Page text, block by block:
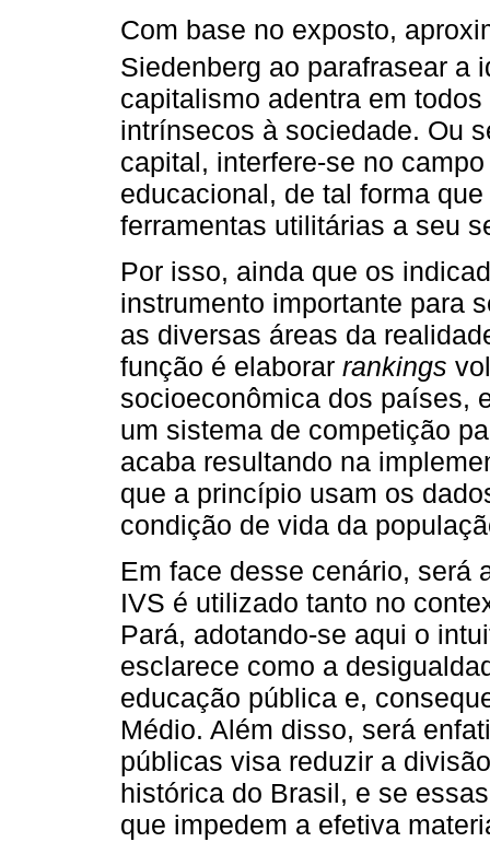
Com base no exposto,
Siedenberg ao parafrasear a
capitalismo adentra em
intrínsecos à sociedade. Ou
capital, interfere-se no
educacional, de tal forma
ferramentas utilitárias a seu
Por isso, ainda que os
instrumento importante para
as diversas áreas da
função é elaborar rankings
socioeconômica dos países,
um sistema de competição
acaba resultando na
que a princípio usam os
condição de vida da
Em face desse cenário, será
IVS é utilizado tanto no
Pará, adotando-se aqui o
esclarece como a
educação pública e,
Médio. Além disso, será
públicas visa reduzir a
histórica do Brasil, e se
que impedem a efetiva